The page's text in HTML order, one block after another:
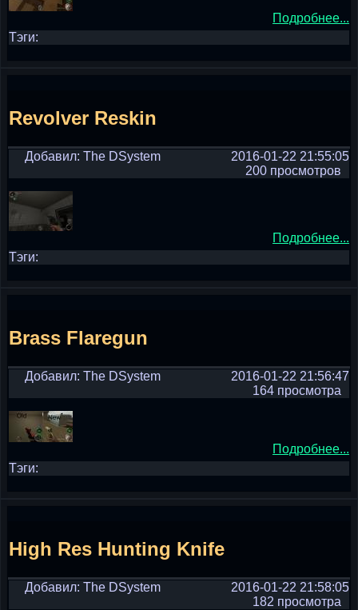
Подробнее...
Тэги:
Revolver Reskin
Добавил: The DSystem
2016-01-22 21:55:05
200 просмотров
Подробнее...
Тэги:
Brass Flaregun
Добавил: The DSystem
2016-01-22 21:56:47
164 просмотра
Подробнее...
Тэги:
High Res Hunting Knife
Добавил: The DSystem
2016-01-22 21:58:05
182 просмотра